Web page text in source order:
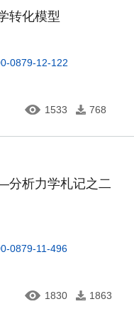
转化模型
0879-12-122
1533 768
析力学札记之二
0879-11-496
1830 1863